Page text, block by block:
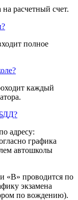
расчетный счет.
полное
каждый
адресу:
графика
автошколы
«B» проводится по
экзамена
по вождению).